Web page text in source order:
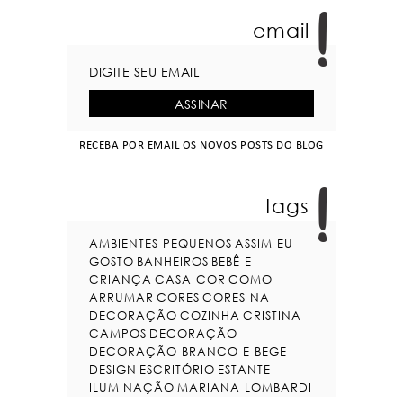
email
RECEBA POR EMAIL OS NOVOS POSTS DO BLOG
tags
AMBIENTES PEQUENOS ASSIM EU
GOSTO BANHEIROS BEBÊ E
CRIANÇA CASA COR COMO
ARRUMAR CORES CORES NA
DECORAÇÃO COZINHA CRISTINA
CAMPOS DECORAÇÃO
DECORAÇÃO BRANCO E BEGE
DESIGN ESCRITÓRIO ESTANTE
ILUMINAÇÃO MARIANA LOMBARDI